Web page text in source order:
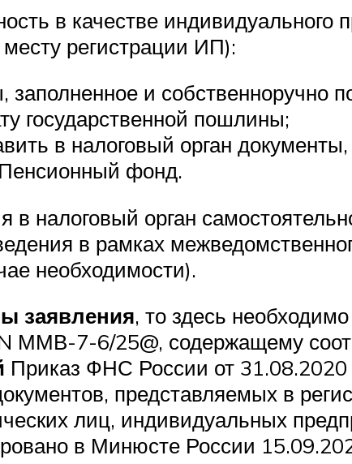
в качестве
регистрации ИП):
и собственноручно
государственной пошлины;
в налоговый орган
фонд.
в налоговый орган
в рамках
необходимости).
заявления, то здесь
ММВ-7-6/25@, содержащему
Приказ ФНС России от
представляемых в
лиц, индивидуальных
в Минюсте России